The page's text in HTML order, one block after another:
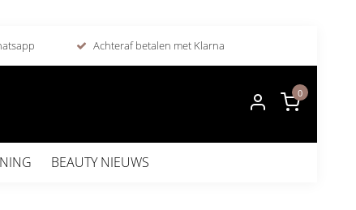
Achteraf betalen met Klarna
0
BEAUTY NIEUWS